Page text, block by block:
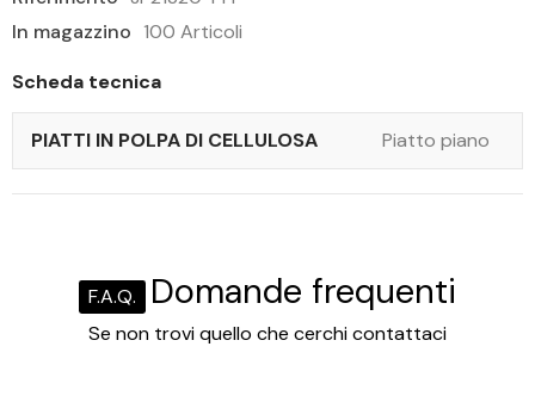
In magazzino 100 Articoli
Scheda tecnica
PIATTI IN POLPA DI CELLULOSA Piatto piano
F.A.Q. Domande frequenti
Se non trovi quello che cerchi contattaci